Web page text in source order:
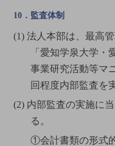
10．監査体制
(1) 法人本部は、最高
「愛知学泉大学・
事業研究活動等マ
回程度内部監査を
(2) 内部監査の実施に
る。
①会計書類の形式